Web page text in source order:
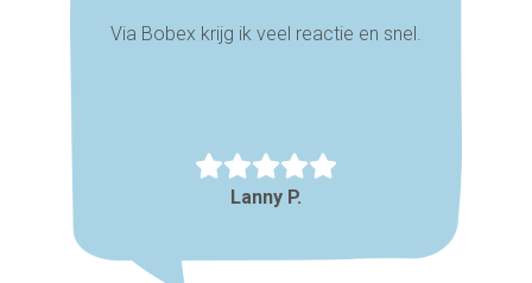
Via Bobex krijg ik veel reactie en snel.
Lanny P.